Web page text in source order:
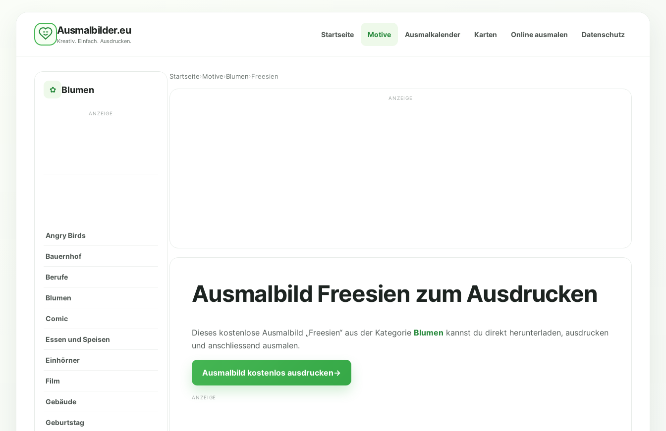
Ausmalbilder.eu
Kreativ. Einfach. Ausdrucken.
Startseite Motive Ausmalkalender Karten Online ausmalen Datenschutz
✿ Blumen
ANZEIGE
Angry Birds
Bauernhof
Berufe
Blumen
Comic
Essen und Speisen
Einhörner
Film
Gebäude
Geburtstag
Startseite›Motive›Blumen›Freesien
ANZEIGE
Ausmalbild Freesien zum Ausdrucken
Dieses kostenlose Ausmalbild „Freesien“ aus der Kategorie Blumen kannst du direkt herunterladen, ausdrucken
und anschliessend ausmalen.
Ausmalbild kostenlos ausdrucken→
ANZEIGE